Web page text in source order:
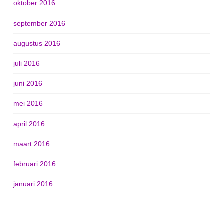
oktober 2016
september 2016
augustus 2016
juli 2016
juni 2016
mei 2016
april 2016
maart 2016
februari 2016
januari 2016